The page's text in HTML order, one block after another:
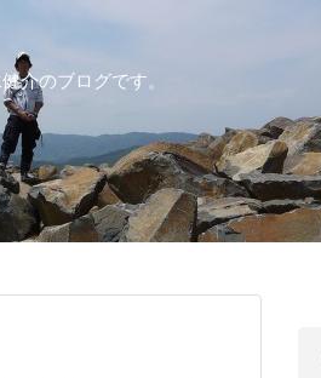
介のブログです。